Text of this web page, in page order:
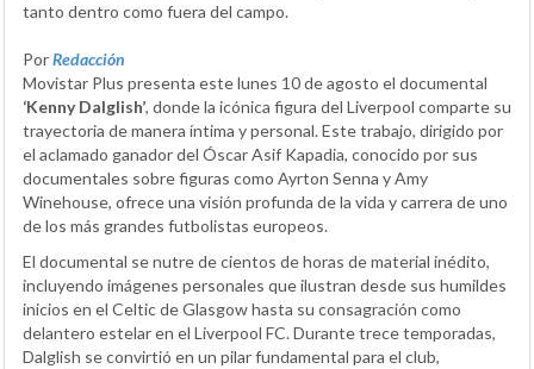
tanto dentro como fuera del campo.
PorRedacción
Movistar Plus presenta este lunes 10 de agosto el documental
‘Kenny Dalglish’, donde la icónica figura del Liverpool comparte su
trayectoria de manera íntima y personal. Este trabajo, dirigido por
el aclamado ganador del Óscar Asif Kapadia, conocido por sus
documentales sobre figuras como Ayrton Senna y Amy
Winehouse, ofrece una visión profunda de la vida y carrera de uno
de los más grandes futbolistas europeos.
El documental se nutre de cientos de horas de material inédito,
incluyendo imágenes personales que ilustran desde sus humildes
inicios en el Celtic de Glasgow hasta su consagración como
delantero estelar en el Liverpool FC. Durante trece temporadas,
Dalglish se convirtió en un pilar fundamental para el club,